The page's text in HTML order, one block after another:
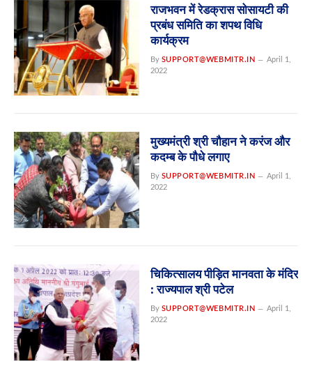
राजभवन में रेडक्रास सोसायटी की
प्रबंध समिति का शपथ विधि
कार्यक्रम
By SUPPORT@WEBMITR.IN
April 1,
2022
मुख्यमंत्री श्री चौहान ने करंज और
कदम्ब के पौधे लगाए
By SUPPORT@WEBMITR.IN
April 1,
2022
चिकित्सालय पीड़ित मानवता के मंदिर
: राज्यपाल श्री पटेल
By SUPPORT@WEBMITR.IN
April 1,
2022